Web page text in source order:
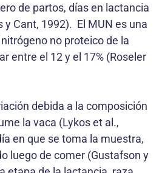
de partos, días en lactancia
y Cant, 1992). El MUN es una
no proteico de la
entre el 12 y el 17% (Roseler
debida a la composición
la vaca (Lykos et al.,
en que se toma la muestra,
luego de comer (Gustafson y